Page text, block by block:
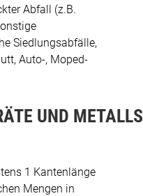
Abfall (z.B.
Siedlungsabfälle,
Auto-, Moped-
UND
1 Kantenlänge
Mengen in